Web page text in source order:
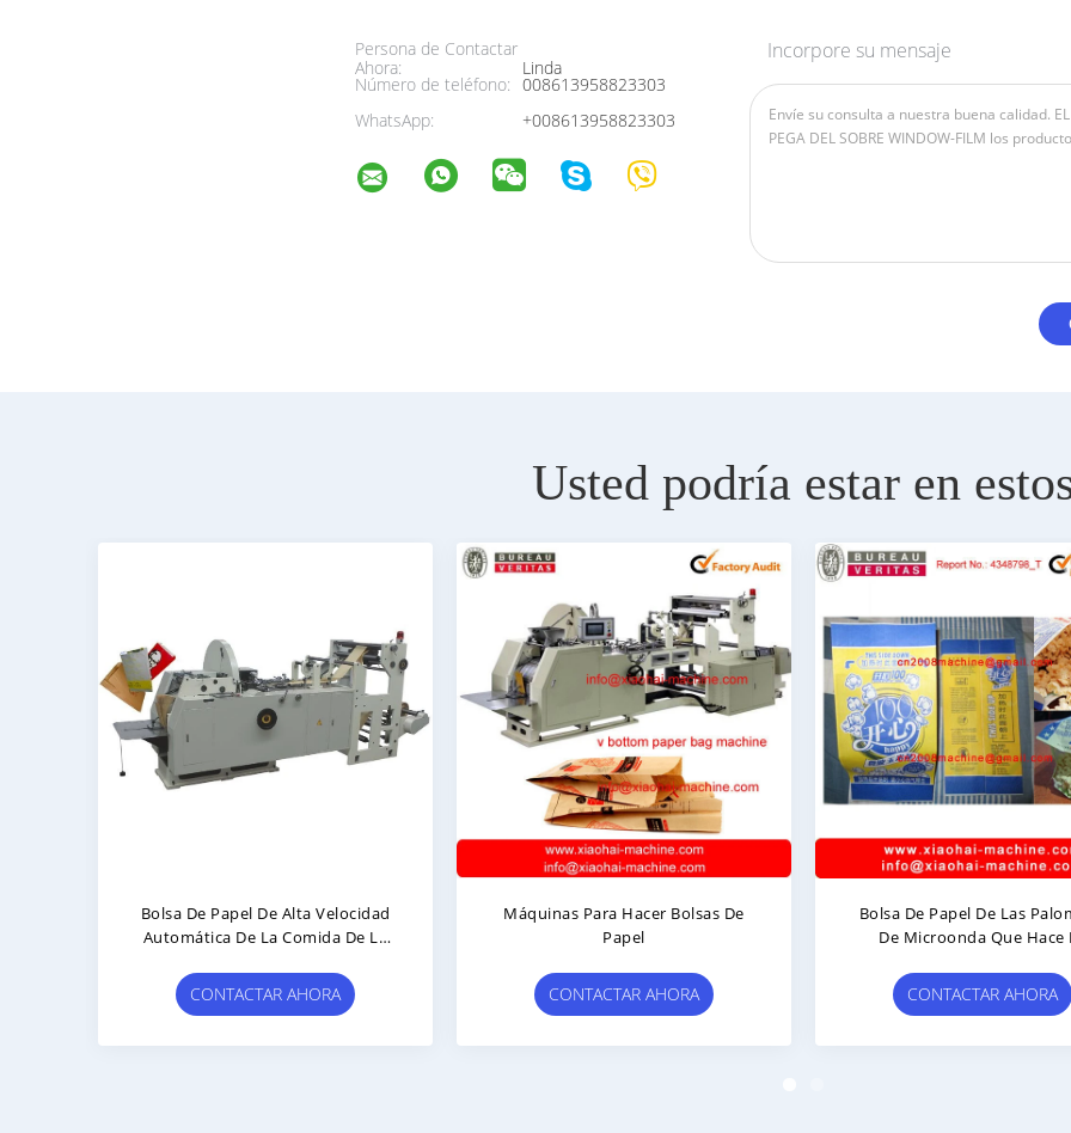
Persona de Contactar
Ahora:
Linda
Número de teléfono: 008613958823303
WhatsApp:
+008613958823303
Incorpore su mensaje
Usted podría estar en
Bolsa De Papel De Alta Velocidad
Automática De La Comida De La
Máquina
CONTACTAR AHORA
Máquinas Para Hacer Bolsas De
Papel
CONTACTAR AHORA
Bolsa De Papel De Las
De Microonda Que Hace La
CONTACTAR AHORA